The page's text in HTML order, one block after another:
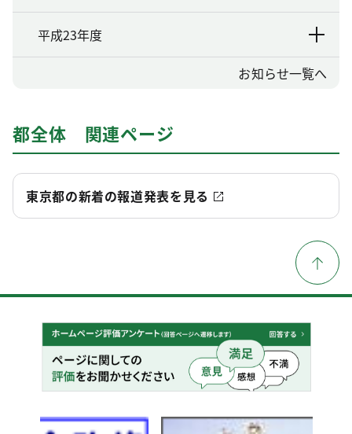
平成23年度
お知らせ一覧へ
都全体 関連ページ
東京都の新着の報道発表を見る